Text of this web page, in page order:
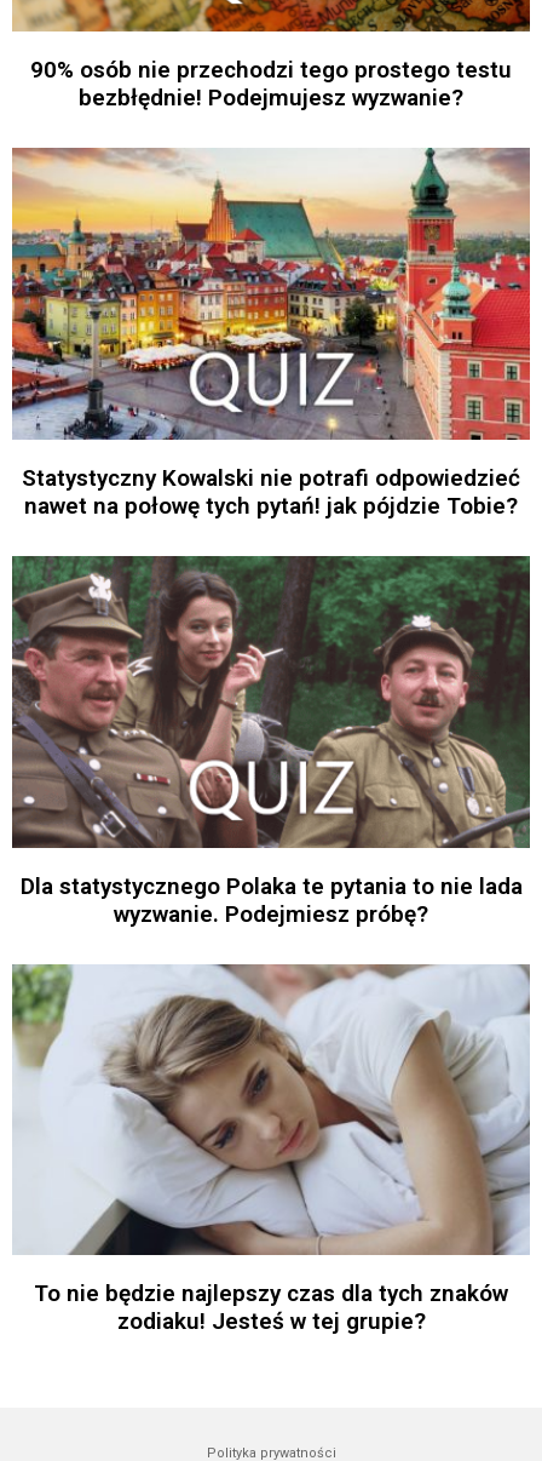
90% osób nie przechodzi tego prostego testu
bezbłędnie! Podejmujesz wyzwanie?
Statystyczny Kowalski nie potrafi odpowiedzieć
nawet na połowę tych pytań! jak pójdzie Tobie?
Dla statystycznego Polaka te pytania to nie lada
wyzwanie. Podejmiesz próbę?
To nie będzie najlepszy czas dla tych znaków
zodiaku! Jesteś w tej grupie?
Polityka prywatności